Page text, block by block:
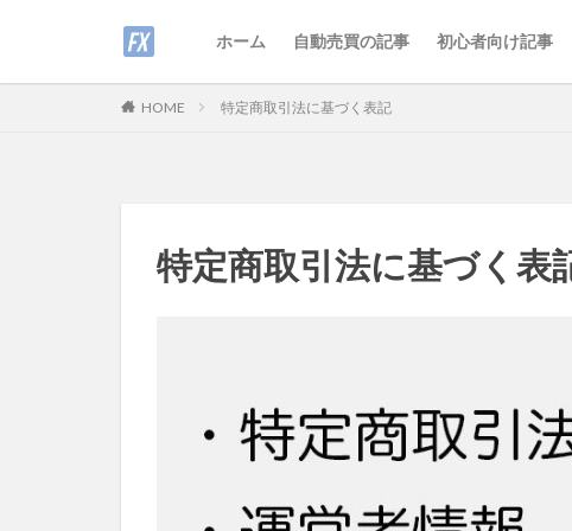
ホーム 自動売買の記事 初心者向け記事
HOME 特定商取引法に基づく表記
特定商取引法に基づく表